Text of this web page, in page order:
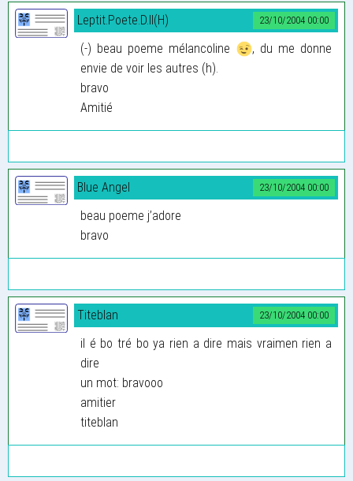
23/10/2004 00:00
Leptit.Poete.D.Il(H)
(-) beau poeme mélancoline
, du me donne
envie de voir les autres (h).
bravo
Amitié
23/10/2004 00:00
Blue Angel
beau poeme j’adore
bravo
23/10/2004 00:00
Titeblan
il é bo tré bo ya rien a dire mais vraimen rien a
dire
un mot: bravooo
amitier
titeblan